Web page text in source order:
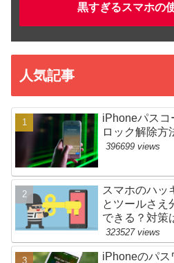
黒すぎるスマホの
人気記事
iPhoneパスコ
ロック解除方
396699 views
スマホのハッ
とツールさえ
できる？対策
323527 views
iPhoneのパス